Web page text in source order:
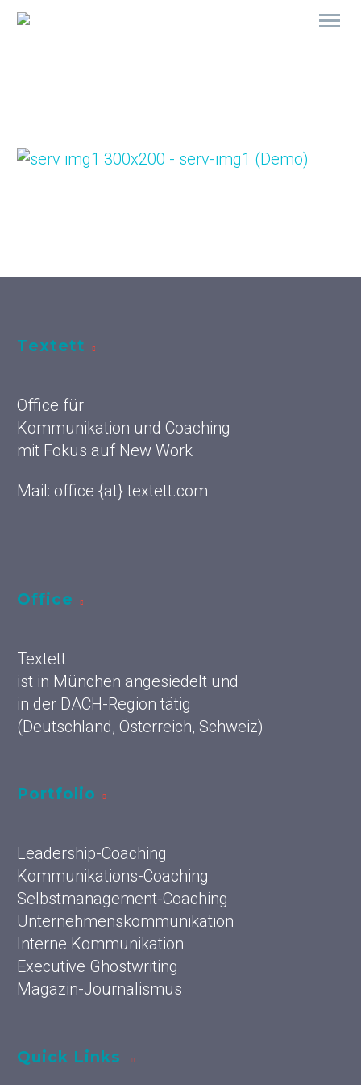
Textett
Office für
Kommunikation und Coaching
mit Fokus auf New Work
Mail: office {at} textett.com
Office
Textett
ist in München angesiedelt und
in der DACH-Region tätig
(Deutschland, Österreich, Schweiz)
Portfolio
Leadership-Coaching
Kommunikations-Coaching
Selbstmanagement-Coaching
Unternehmenskommunikation
Interne Kommunikation
Executive Ghostwriting
Magazin-Journalismus
Quick Links